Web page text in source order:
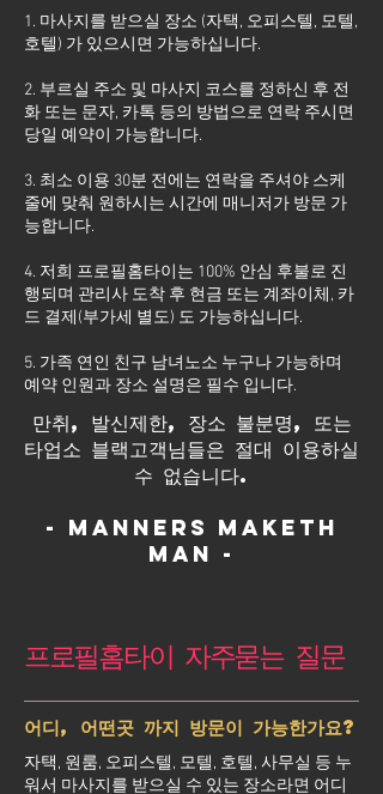
1. 마사지를 받으실 장소 (자택, 오피스텔, 모텔,
호텔) 가 있으시면 가능하십니다.
2. 부르실 주소 및 마사지 코스를 정하신 후 전
화 또는 문자, 카톡 등의 방법으로 연락 주시면
당일 예약이 가능합니다.
3. 최소 이용 30분 전에는 연락을 주셔야 스케
줄에 맞춰 원하시는 시간에 매니저가 방문 가
능합니다.
4. 저희 프로필홈타이는 100% 안심 후불로 진
행되며 관리사 도착 후 현금 또는 계좌이체, 카
드 결제(부가세 별도) 도 가능하십니다.
5. 가족 연인 친구 남녀노소 누구나 가능하며
예약 인원과 장소 설명은 필수 입니다.
만취, 발신제한, 장소 불분명, 또는
타업소 블랙고객님들은 절대 이용하실
수 없습니다.
- Manners maketh
man -
프로필홈타이 자주묻는 질문
어디, 어떤곳 까지 방문이 가능한가요?
자택, 원룸, 오피스텔, 모텔, 호텔, 사무실 등 누
워서 마사지를 받으실 수 있는 장소라면 어디